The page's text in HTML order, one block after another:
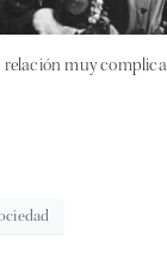
muy